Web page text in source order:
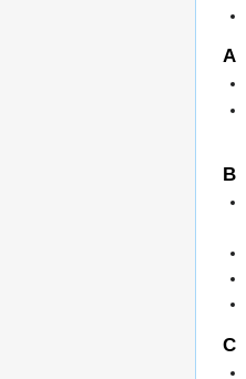
A
B
C